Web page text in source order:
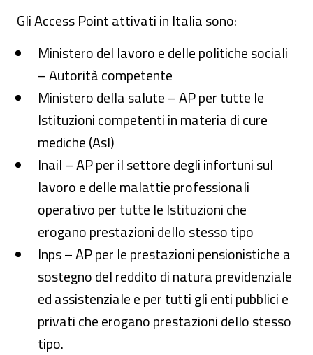
Gli Access Point attivati in Italia sono:
Ministero del lavoro e delle politiche sociali
– Autorità competente
Ministero della salute – AP per tutte le
Istituzioni competenti in materia di cure
mediche (Asl)
Inail – AP per il settore degli infortuni sul
lavoro e delle malattie professionali
operativo per tutte le Istituzioni che
erogano prestazioni dello stesso tipo
Inps – AP per le prestazioni pensionistiche a
sostegno del reddito di natura previdenziale
ed assistenziale e per tutti gli enti pubblici e
privati che erogano prestazioni dello stesso
tipo.